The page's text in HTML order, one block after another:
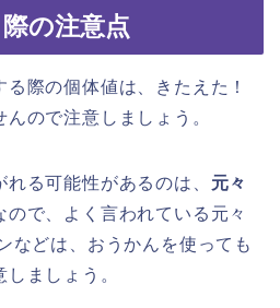
の注意点
際の個体値は、きたえた！
ので注意しましょう。
る可能性があるのは、 元々
ので、よく言われている元々
などは、おうかんを使っても
ましょう。